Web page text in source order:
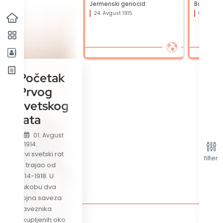
filter
Početak
Prvog
svetskog
rata
01. Avgust
1914.
Prvi svetski rat
je trajao od
1914-1918. U
sukobu dva
vojna saveza:
Saveznika
okupljenih oko
Jermenski genocid
24. Avgust 1915. 02.